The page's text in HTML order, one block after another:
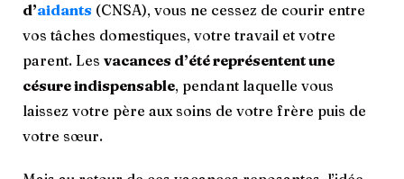
d’aidants (CNSA), vous ne cessez de courir entre
vos tâches domestiques, votre travail et votre
parent. Les vacances d’été représentent une
césure indispensable, pendant laquelle vous
laissez votre père aux soins de votre frère puis de
votre sœur.